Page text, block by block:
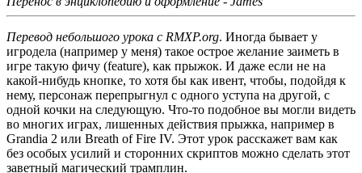
Перевод небольшого урока с RMXP.org. Иногда бывает у
игродела (например у меня) такое острое желание заиметь в
игре такую фичу (feature), как прыжок. И даже если не на
какой-нибудь кнопке, то хотя бы как ивент, чтобы, подойдя к
нему, персонаж перепрыгнул с одного уступа на другой, с
одной кочки на следующую. Что-то подобное вы могли видеть
во многих играх, лишенных действия прыжка, например в
Grandia 2 или Breath of Fire IV. Этот урок расскажет вам как
без особых усилий и сторонних скриптов можно сделать этот
заветный магический трамплин.